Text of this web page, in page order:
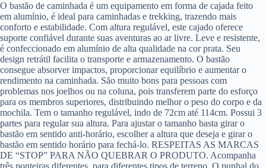
O bastão de caminhada é um equipamento em forma de cajada feito
em alumínio, é ideal para caminhadas e trekking, trazendo mais
conforto e estabilidade. Com altura regulável, este cajado oferece
suporte confiável durante suas aventuras ao ar livre. Leve e resistente,
é confeccionado em alumínio de alta qualidade na cor prata. Seu
design retrátil facilita o transporte e armazenamento. O bastão
consegue absorver impactos, proporcionar equilíbrio e aumentar o
rendimento na caminhada. São muito bons para pessoas com
problemas nos joelhos ou na coluna, pois transferem parte do esforço
para os membros superiores, distribuindo melhor o peso do corpo e da
mochila. Tem o tamanho regulável, indo de 72cm até 114cm. Possui 3
partes para regular sua altura. Para ajustar o tamanho basta girar o
bastão em sentido anti-horário, escolher a altura que deseja e girar o
bastão em sentido horário para fechá-lo. RESPEITAS AS MARCAS
DE “STOP” PARA NÃO QUEBRAR O PRODUTO. Acompanha